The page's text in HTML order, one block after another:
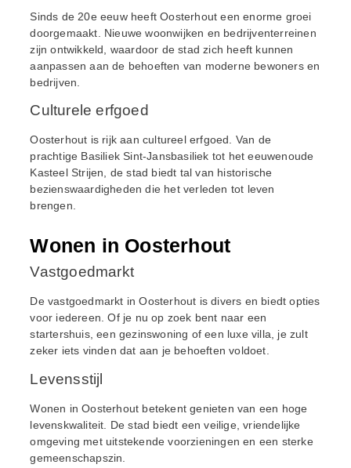
Sinds de 20e eeuw heeft Oosterhout een enorme groei
doorgemaakt. Nieuwe woonwijken en bedrijventerreinen
zijn ontwikkeld, waardoor de stad zich heeft kunnen
aanpassen aan de behoeften van moderne bewoners en
bedrijven.
Culturele erfgoed
Oosterhout is rijk aan cultureel erfgoed. Van de
prachtige Basiliek Sint-Jansbasiliek tot het eeuwenoude
Kasteel Strijen, de stad biedt tal van historische
bezienswaardigheden die het verleden tot leven
brengen.
Wonen in Oosterhout
Vastgoedmarkt
De vastgoedmarkt in Oosterhout is divers en biedt opties
voor iedereen. Of je nu op zoek bent naar een
startershuis, een gezinswoning of een luxe villa, je zult
zeker iets vinden dat aan je behoeften voldoet.
Levensstijl
Wonen in Oosterhout betekent genieten van een hoge
levenskwaliteit. De stad biedt een veilige, vriendelijke
omgeving met uitstekende voorzieningen en een sterke
gemeenschapszin.